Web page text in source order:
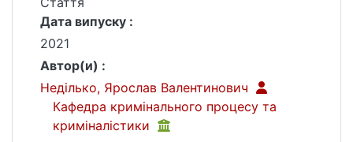
Дата випуску :
2021
Автор(и) :
Неділько, Ярослав Валентинович
Кафедра кримінального процесу та
криміналістики